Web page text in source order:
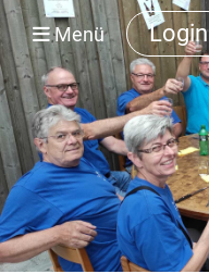
Login
Menü